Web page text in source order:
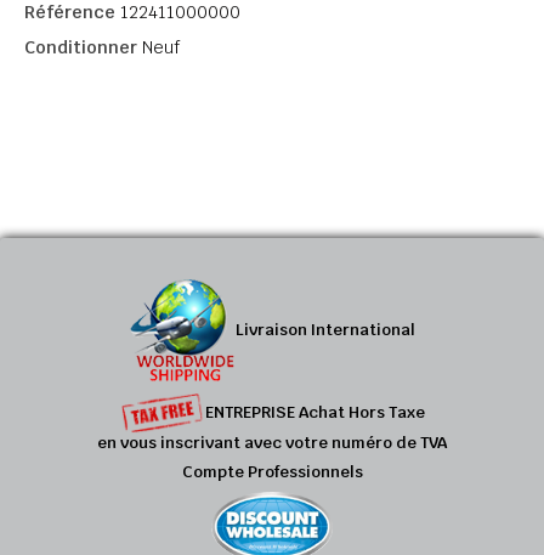
Référence 122411000000
Conditionner Neuf
Livraison International
ENTREPRISE Achat Hors Taxe
en vous inscrivant avec votre numéro de TVA
Compte Professionnels